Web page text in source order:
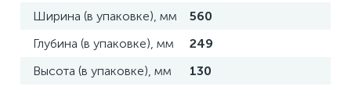
Ширина (в упаковке), мм
560
Глубина (в упаковке), мм
249
Высота (в упаковке), мм
130